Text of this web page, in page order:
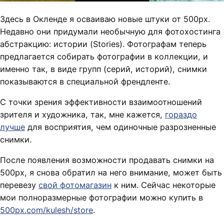
Здесь в Окленде я осваиваю новые штуки от 500px.
Недавно они придумали необычную для фотохостинга
абстракцию: истории (Stories). Фотографам теперь
предлагается собирать фотографии в коллекции, и
именно так, в виде групп (серий, историй), снимки
показываются в специальной френдленте.
С точки зрения эффективности взаимоотношений
зрителя и художника, так, мне кажется, гораздо
лучше для восприятия, чем одиночные разрозненные
снимки.
После появления возможности продавать снимки на
500px, я снова обратил на него внимание, может быть
перевезу свой фотомагазин к ним. Сейчас некоторые
мои полноразмерные фотографии можно купить в
500px.com/kulesh/store.